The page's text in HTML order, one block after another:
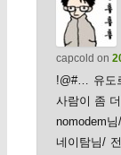
capcold on
!@#… 유도
사람이 좀
nomodem님
네이탐님/